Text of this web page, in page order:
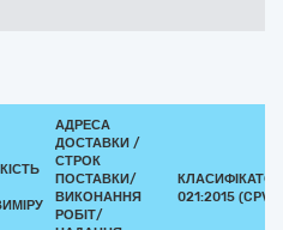
АДРЕСА
ДОСТАВКИ /
СТРОК
ПОСТАВКИ/
ВИКОНАННЯ
РОБІТ/
021:2015 (CPV)